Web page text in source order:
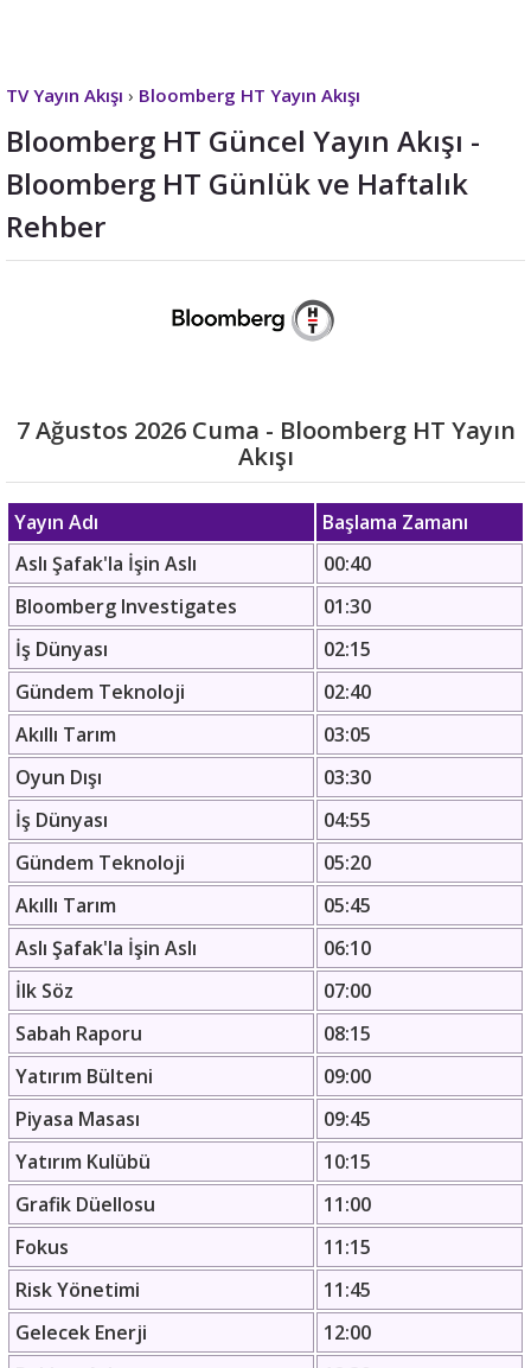
TV Yayın Akışı › Bloomberg HT Yayın Akışı
Bloomberg HT Güncel Yayın Akışı -
Bloomberg HT Günlük ve Haftalık
Rehber
7 Ağustos 2026 Cuma - Bloomberg HT Yayın
Akışı
Yayın Adı
Başlama Zamanı
Aslı Şafak'la İşin Aslı
00:40
Bloomberg Investigates
01:30
İş Dünyası
02:15
Gündem Teknoloji
02:40
Akıllı Tarım
03:05
Oyun Dışı
03:30
İş Dünyası
04:55
Gündem Teknoloji
05:20
Akıllı Tarım
05:45
Aslı Şafak'la İşin Aslı
06:10
İlk Söz
07:00
Sabah Raporu
08:15
Yatırım Bülteni
09:00
Piyasa Masası
09:45
Yatırım Kulübü
10:15
Grafik Düellosu
11:00
Fokus
11:15
Risk Yönetimi
11:45
Gelecek Enerji
12:00